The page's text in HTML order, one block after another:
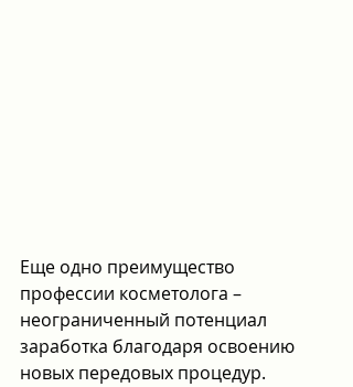
Еще одно преимущество
профессии косметолога –
неограниченный потенциал
заработка благодаря освоению
новых передовых процедур.